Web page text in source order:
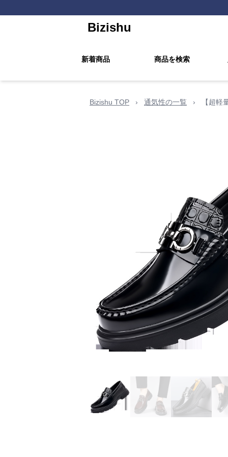
Bizishu
新着商品 商品を検索
Bizishu TOP › 通気性の一覧 › 【超